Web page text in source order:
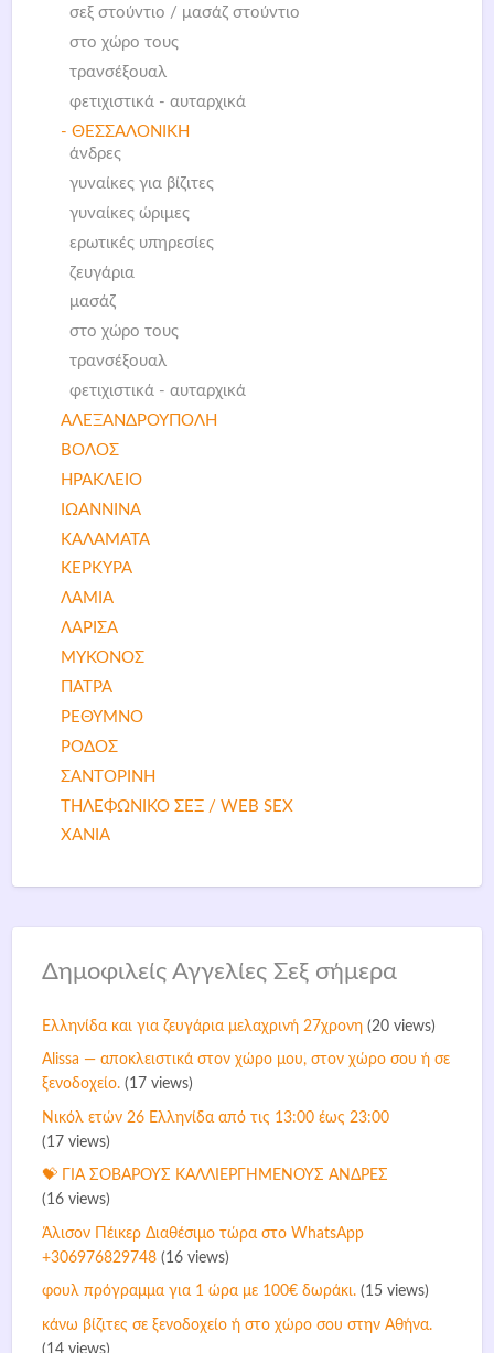
σεξ στούντιο / μασάζ στούντιο
στο χώρο τους
τρανσέξουαλ
φετιχιστικά - αυταρχικά
- ΘΕΣΣΑΛΟΝΙΚΗ
άνδρες
γυναίκες για βίζιτες
γυναίκες ώριμες
ερωτικές υπηρεσίες
ζευγάρια
μασάζ
στο χώρο τους
τρανσέξουαλ
φετιχιστικά - αυταρχικά
ΑΛΕΞΑΝΔΡΟΥΠΟΛΗ
ΒΟΛΟΣ
ΗΡΑΚΛΕΙΟ
ΙΩΑΝΝΙΝΑ
ΚΑΛΑΜΑΤΑ
ΚΕΡΚΥΡΑ
ΛΑΜΙΑ
ΛΑΡΙΣΑ
ΜΥΚΟΝΟΣ
ΠΑΤΡΑ
ΡΕΘΥΜΝΟ
ΡΟΔΟΣ
ΣΑΝΤΟΡΙΝΗ
ΤΗΛΕΦΩΝΙΚΟ ΣΕΞ / WEB SEX
ΧΑΝΙΑ
Δημοφιλείς Αγγελίες Σεξ σήμερα
Ελληνίδα και για ζευγάρια μελαχρινή 27χρονη(20 views)
Alissa — αποκλειστικά στον χώρο μου, στον χώρο σου ή σε
ξενοδοχείο.(17 views)
Νικόλ ετών 26 Ελληνίδα από τις 13:00 έως 23:00
(17 views)
💝 ΓΙΑ ΣΟΒΑΡΟΥΣ ΚΑΛΛΙΕΡΓΗΜΕΝΟΥΣ ΑΝΔΡΕΣ
(16 views)
Άλισον Πέικερ Διαθέσιμο τώρα στο WhatsApp
+306976829748(16 views)
φουλ πρόγραμμα για 1 ώρα με 100€ δωράκι.(15 views)
κάνω βίζιτες σε ξενοδοχείο ή στο χώρο σου στην Αθήνα.
(14 views)